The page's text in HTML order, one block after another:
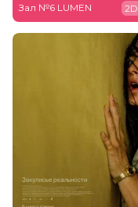
Зал №6 LUMEN
2D